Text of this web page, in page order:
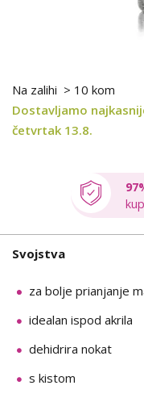
Na zalihi > 10 kom
Dostavljamo
četvrtak 13.8.
Svojstva
za bolje prianjanje
idealan ispod akrila
dehidrira nokat
s kistom